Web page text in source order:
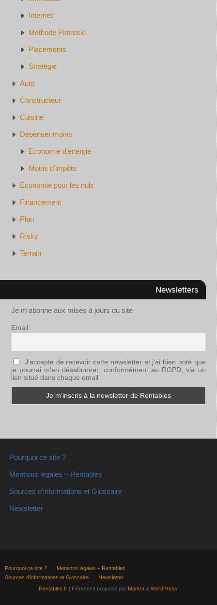
Internet
Méthode Piotroski
Placements
Stratégie
Auto
Constructeur
Cuisine
Dépenser moins
Economie d'énergie
Moins d'impôts
Économie pour les nuls
Financement
Plan
Risky
Terrain
Newsletters
Je m'abonne aux mises à jours du site
Email
J'accepte de recevoir cette newsletter et j'ai bien noté que
je pourrai m'en désabonner, conformément au RGPD, via un
lien situé dans chaque email
Pourquoi ce site ?
Mentions légales – Rentables
Sources d’informations et Glossaire
Newsletter
Pourquoi ce site ?
Mentions légales – Rentables
Sources d’informations et Glossaire
Newsletter
Rentables.fr| Fièrement propulsé par Mantra& WordPress.